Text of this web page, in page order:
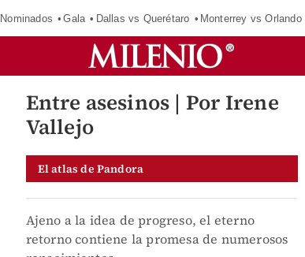
Nominados Gala Dallas vs Querétaro Monterrey vs Orlando
Entre asesinos | Por Irene
Vallejo
El atlas de Pandora
Ajeno a la idea de progreso, el eterno
retorno contiene la promesa de numerosos